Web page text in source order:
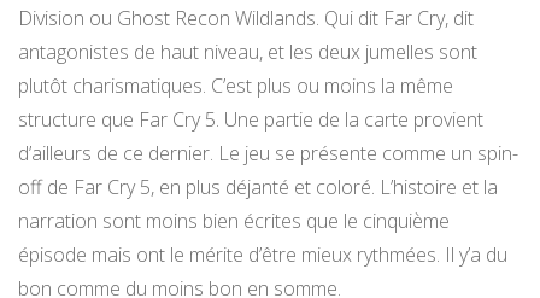
Division ou Ghost Recon Wildlands. Qui dit Far Cry, dit
antagonistes de haut niveau, et les deux jumelles sont
plutôt charismatiques. C’est plus ou moins la même
structure que Far Cry 5. Une partie de la carte provient
d’ailleurs de ce dernier. Le jeu se présente comme un spin-
off de Far Cry 5, en plus déjanté et coloré. L’histoire et la
narration sont moins bien écrites que le cinquième
épisode mais ont le mérite d’être mieux rythmées. Il y’a du
bon comme du moins bon en somme.